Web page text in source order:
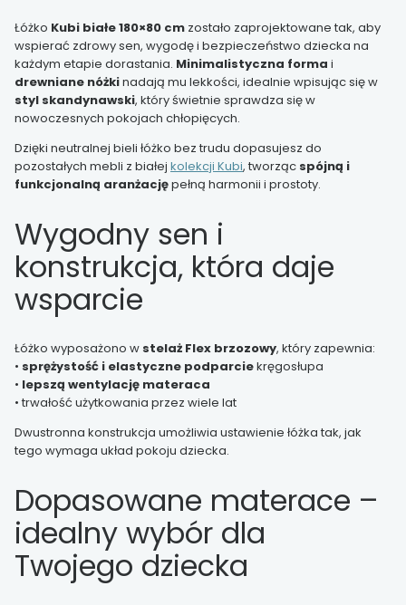
Łóżko Kubi białe 180×80 cm zostało zaprojektowane tak, aby
wspierać zdrowy sen, wygodę i bezpieczeństwo dziecka na
każdym etapie dorastania. Minimalistyczna forma i
drewniane nóżkinadają mu lekkości, idealnie wpisując się w
styl skandynawski, który świetnie sprawdza się w
nowoczesnych pokojach chłopięcych.
Dzięki neutralnej bieli łóżko bez trudu dopasujesz do
pozostałych mebli z białej kolekcji Kubi, tworząc spójną i
funkcjonalną aranżacjępełną harmonii i prostoty.
Wygodny sen i
konstrukcja, która daje
wsparcie
Łóżko wyposażono w stelaż Flex brzozowy, który zapewnia:
• sprężystość i elastyczne podparciekręgosłupa
• lepszą wentylację materaca
• trwałość użytkowania przez wiele lat
Dwustronna konstrukcja umożliwia ustawienie łóżka tak, jak
tego wymaga układ pokoju dziecka.
Dopasowane materace –
idealny wybór dla
Twojego dziecka